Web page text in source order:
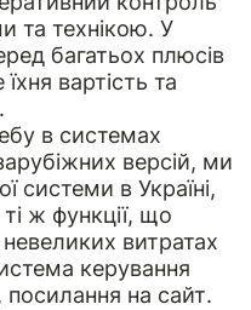
та технікою. У
багатьох плюсів
вартість та
в системах
версій, ми
системи в Україні,
ж функції, що
витратах
керування
на сайт.